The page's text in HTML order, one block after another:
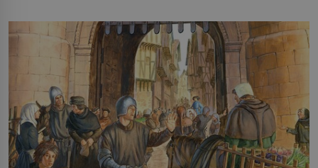
pře hned několik latinskoamerických zemí a k tomu
Francie, kde se traduje,